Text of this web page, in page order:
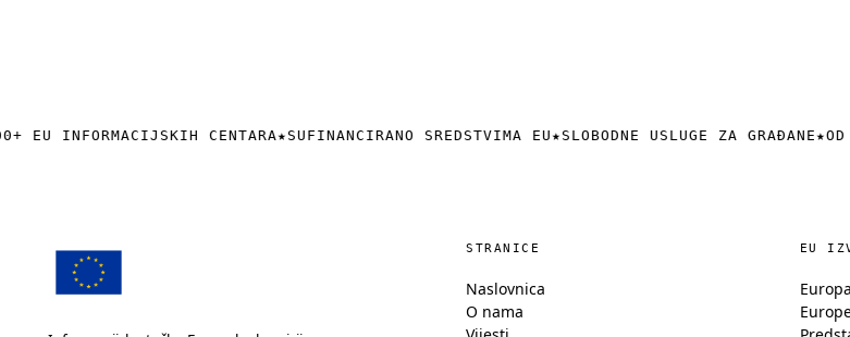
EU INFORMACIJSKIH CENTARA★SUFINANCIRANO SREDSTVIMA EU★SLOBODNE USLUGE ZA GRAĐANE★OD
STRANICE
Naslovnica
O nama
EU